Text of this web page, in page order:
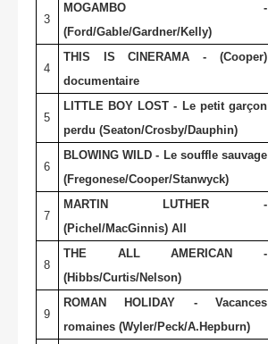
3
MOGAMBO -
(Ford/Gable/Gardner/Kelly)
4
THIS IS CINERAMA - (Cooper)
documentaire
5
LITTLE BOY LOST - Le petit garçon
perdu (Seaton/Crosby/Dauphin)
6
BLOWING WILD - Le souffle sauvage
(Fregonese/Cooper/Stanwyck)
7
MARTIN LUTHER -
(Pichel/MacGinnis) All
8
THE ALL AMERICAN -
(Hibbs/Curtis/Nelson)
9
ROMAN HOLIDAY - Vacances
romaines (Wyler/Peck/A.Hepburn)